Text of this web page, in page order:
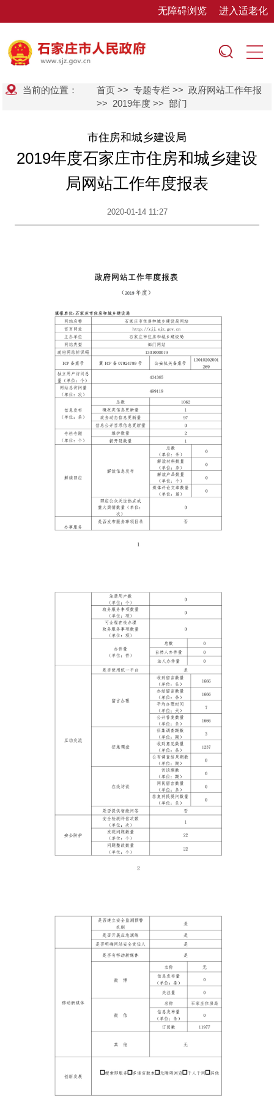
无障碍浏览 进入适老化
当前的位置： 首页 >>专题专栏 >>政府网站工作年报
>> 2019年度 >>部门
市住房和城乡建设局
2019年度石家庄市住房和城乡建设
局网站工作年度报表
2020-01-14 11:27